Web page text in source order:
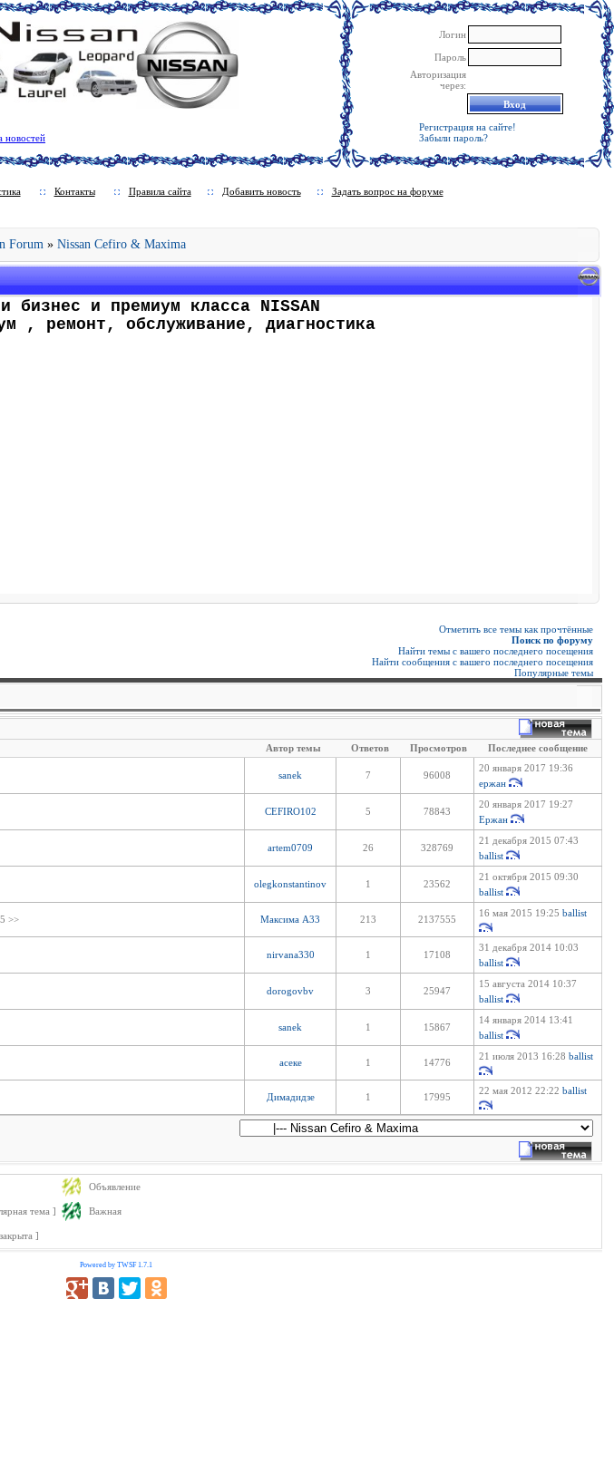
новостей
Логин
Пароль
Авторизация
через:
Регистрация на сайте!
Забыли пароль?
Контакты Правила сайта Добавить новость Задать вопрос на форуме
Forum » Nissan Cefiro & Maxima
бизнес и премиум класса NISSAN
, ремонт, обслуживание, диагностика
Отметить все темы как прочтённые
Поиск по форуму
Найти темы с вашего последнего посещения
Найти сообщения с вашего последнего посещения
Популярные темы
Автор темы Ответов Просмотров Последнее сообщение
sanek 7 96008
20 января 2017 19:36
ержан
CEFIRO102 5 78843
20 января 2017 19:27
Ержан
artem0709 26 328769
21 декабря 2015 07:43
ballist
olegkonstantinov 1 23562
21 октября 2015 09:30
ballist
>> Максима А33 213 2137555
16 мая 2015 19:25 ballist
nirvana330 1 17108
31 декабря 2014 10:03
ballist
dorogovbv 3 25947
15 августа 2014 10:37
ballist
sanek 1 15867
14 января 2014 13:41
ballist
асеке 1 14776
21 июля 2013 16:28 ballist
Димадидзе 1 17995
22 мая 2012 22:22 ballist
Объявление
тема ] Важная
]
Powered by TWSF 1.7.1